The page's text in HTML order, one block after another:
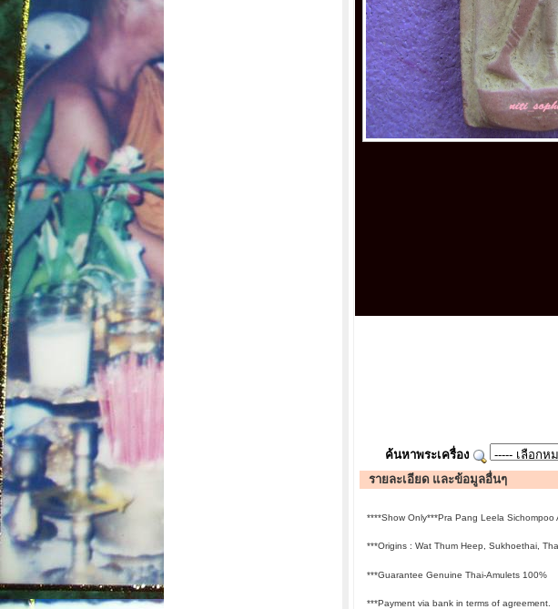
ค้นหาพระเครื่อง
รายละเอียด และข้อมูลอื่นๆ
****Show Only***Pra Pang Leela Sichompoo
***Origins : Wat Thum Heep, Sukhoethai,
***Guarantee Genuine Thai-Amulets 100%
***Payment via bank in terms of agreement.